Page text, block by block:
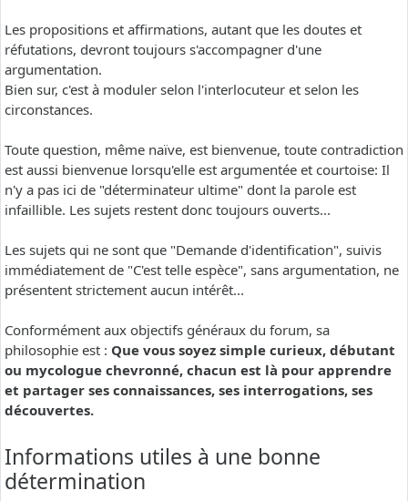
Les propositions et affirmations, autant que les doutes et
réfutations, devront toujours s'accompagner d'une
argumentation.
Bien sur, c'est à moduler selon l'interlocuteur et selon les
circonstances.
Toute question, même naïve, est bienvenue, toute contradiction
est aussi bienvenue lorsqu'elle est argumentée et courtoise: Il
n'y a pas ici de "déterminateur ultime" dont la parole est
infaillible. Les sujets restent donc toujours ouverts...
Les sujets qui ne sont que "Demande d'identification", suivis
immédiatement de "C'est telle espèce", sans argumentation, ne
présentent strictement aucun intérêt...
Conformément aux objectifs généraux du forum, sa
philosophie est : Que vous soyez simple curieux, débutant
ou mycologue chevronné, chacun est là pour apprendre
et partager ses connaissances, ses interrogations, ses
découvertes.
Informations utiles à une bonne
détermination